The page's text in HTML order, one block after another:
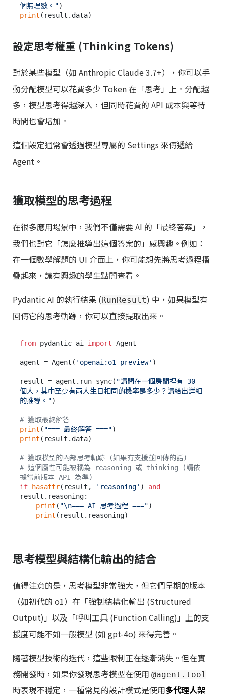
個無理數。"
print
設定思考權重 (Thinking Tokens)
對於某些模型（如 Anthropic Claude 3.7+），你可以手
動分配模型可以花費多少 Token 在「思考」上。分配越
多，模型思考得越深入，但同時花費的 API 成本與等待
時間也會增加。
這個設定通常會透過模型專屬的 Settings 來傳遞給
Agent。
獲取模型的思考過程
在很多應用場景中，我們不僅需要 AI 的「最終答案」，
我們也對它「怎麼推導出這個答案的」感興趣。例如：
在一個數學解題的 UI 介面上，你可能想先將思考過程摺
疊起來，讓有興趣的學生點開查看。
Pydantic AI 的執行結果 (RunResult) 中，如果模型有
回傳它的思考軌跡，你可以直接提取出來。
from pydantic_ai import Agent
agent = Agent( 'openai:o1-preview' )
result = agent.run_sync( "請問在一個房間裡有 30
個人，其中至少有兩人生日相同的機率是多少？請給出詳細
的推導。")
# 獲取最終解答
print ( "=== 最終解答 ==="
print (result.data)
# 獲取模型的內部思考軌跡 (如果有支援並回傳的話)
# 這個屬性可能被稱為 reasoning 或 thinking (請依
據當前版本 API 為準)
if
hasattr(result, 'reasoning' ) and
result.reasoning:
print ( "\n=== AI 思考過程 ===")
print
思考模型與結構化輸出的結合
值得注意的是，思考模型非常強大，但它們早期的版本
（如初代的 o1）在「強制結構化輸出 (Structured
Output)」以及「呼叫工具 (Function Calling)」上的支
援度可能不如一般模型 (如 gpt-4o) 來得完善。
隨著模型技術的迭代，這些限制正在逐漸消失。但在實
務開發時，如果你發現思考模型在使用 @agent.tool
時表現不穩定，一種常見的設計模式是使用多代理人架